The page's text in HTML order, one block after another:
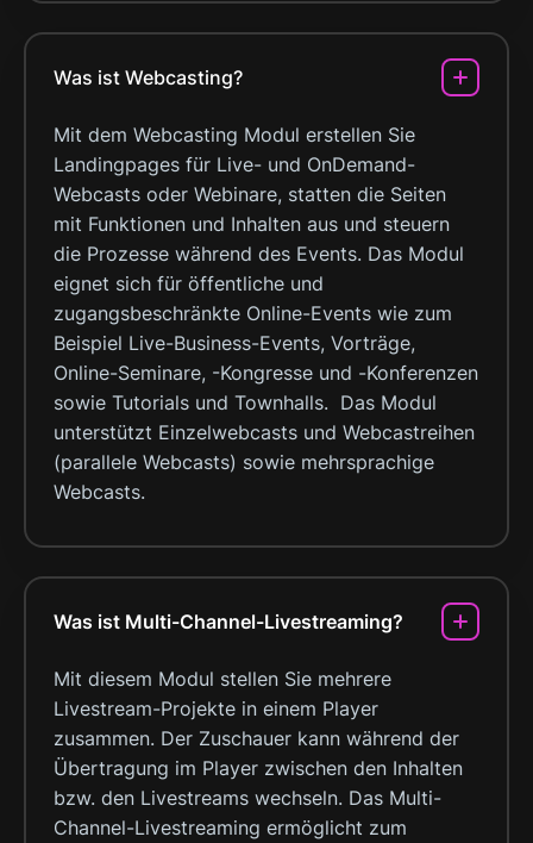
Was ist Webcasting?
Mit dem Webcasting Modul erstellen Sie
Landingpages für Live- und OnDemand-
Webcasts oder Webinare, statten die Seiten
mit Funktionen und Inhalten aus und steuern
die Prozesse während des Events. Das Modul
eignet sich für öffentliche und
zugangsbeschränkte Online-Events wie zum
Beispiel Live-Business-Events, Vorträge,
Online-Seminare, -Kongresse und -Konferenzen
sowie Tutorials und Townhalls. Das Modul
unterstützt Einzelwebcasts und Webcastreihen
(parallele Webcasts) sowie mehrsprachige
Webcasts.
Was ist Multi-Channel-Livestreaming?
Mit diesem Modul stellen Sie mehrere
Livestream-Projekte in einem Player
zusammen. Der Zuschauer kann während der
Übertragung im Player zwischen den Inhalten
bzw. den Livestreams wechseln. Das Multi-
Channel-Livestreaming ermöglicht zum